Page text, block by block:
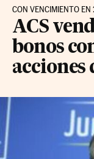
CON VENCIMIENTO EN
ACS
bonos
acciones